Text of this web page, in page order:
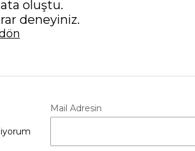
oluştu.
deneyiniz.
Mail Adresin